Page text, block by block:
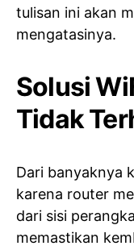
tulisan ini akan
mengatasinya.
Solusi
Tidak
Dari banyaknya
karena router
dari sisi
memastikan